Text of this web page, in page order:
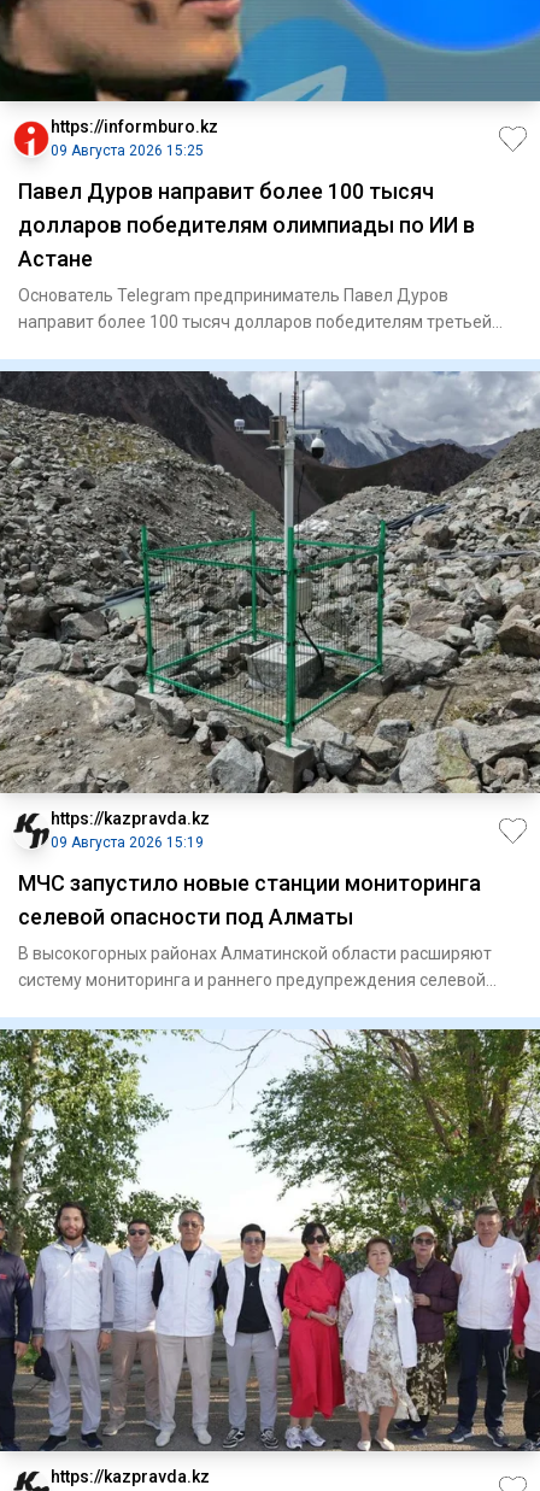
https://informburo.kz
09 Августа 2026 15:25
Павел Дуров направит более 100 тысяч
долларов победителям олимпиады по ИИ в
Астане
Основатель Telegram предприниматель Павел Дуров
направит более 100 тысяч долларов победителям третьей
https://kazpravda.kz
09 Августа 2026 15:19
МЧС запустило новые станции мониторинга
селевой опасности под Алматы
В высокогорных районах Алматинской области расширяют
систему мониторинга и раннего предупреждения селевой
https://kazpravda.kz